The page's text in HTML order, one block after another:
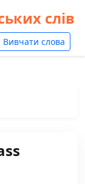
слів
Вивчати слова